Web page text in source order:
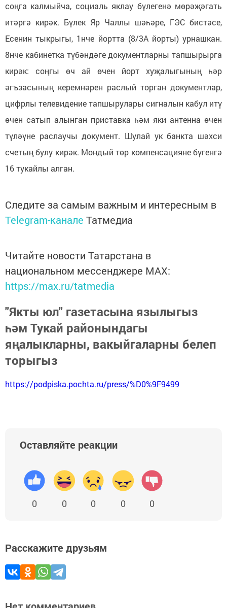
соңга калмыйча, социаль яклау бүлегенә мөрәҗәгать
итәргә кирәк. Бүлек Яр Чаллы шәһәре, ГЭС бистәсе,
Есенин тыкрыгы, 1нче йортта (8/3А йорты) урнашкан.
8нче кабинетка түбәндәге документларны тапшырырга
кирәк: соңгы өч ай өчен йорт хуҗалыгының һәр
әгъзасының керемнәрен раслый торган документлар,
цифрлы телевидение тапшырулары сигналын кабул итү
өчен сатып алынган приставка һәм яки антенна өчен
түләүне раслаучы документ. Шулай ук банкта шәхси
счетың булу кирәк. Мондый төр компенсацияне бүгенгә
16 тукайлы алган.
Следите за самым важным и интересным в
Telegram-канале Татмедиа
Читайте новости Татарстана в
национальном мессенджере MАХ:
https://max.ru/tatmedia
"Якты юл" газетасына язылыгыз
һәм Тукай районындагы
яңалыкларны, вакыйгаларны белеп
торыгыз
https://podpiska.pochta.ru/press/%D0%9F9499
Оставляйте реакции
0 0 0 0 0
Расскажите друзьям